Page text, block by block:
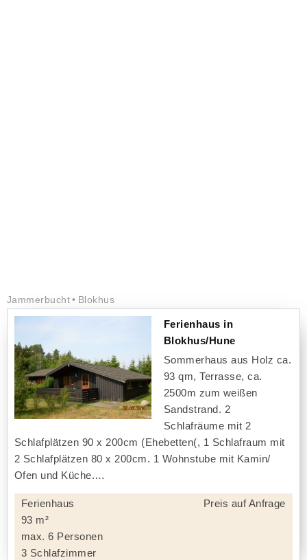
Jammerbucht Blokhus
Ferienhaus in
Blokhus/Hune
Sommerhaus aus Holz ca.
93 qm, Terrasse, ca.
2500m zum weißen
Sandstrand. 2
Schlafräume mit 2
Schlafplätzen 90 x 200cm (Ehebetten(, 1 Schlafraum mit
2 Schlafplätzen 80 x 200cm. 1 Wohnstube mit Kamin/
Ofen und Küche.
Ferienhaus
93 m²
max. 6 Personen
3 Schlafzimmer
Preis auf Anfrage